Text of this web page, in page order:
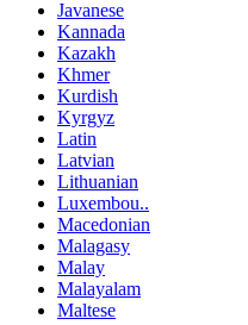
Javanese
Kannada
Kazakh
Khmer
Kurdish
Kyrgyz
Latin
Latvian
Lithuanian
Luxembou..
Macedonian
Malagasy
Malay
Malayalam
Maltese